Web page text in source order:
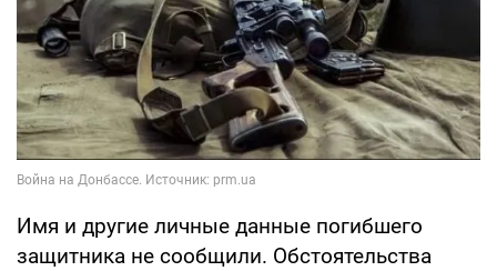
Имя и другие личные данные погибшего
защитника не сообщили. Обстоятельства